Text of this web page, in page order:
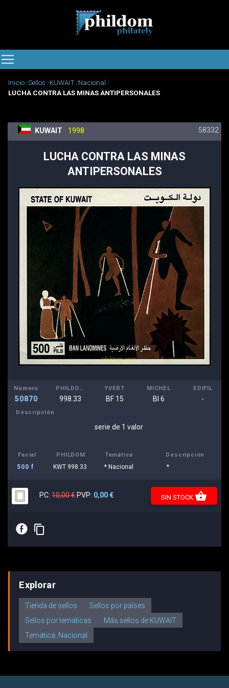
Inicio Sellos KUWAIT Nacional
LUCHA CONTRA LAS MINAS ANTIPERSONALES
KUWAIT 1998 58332
LUCHA CONTRA LAS MINAS
ANTIPERSONALES
Número
50870
PHILDOM
998.33
YVERT
BF 15
MICHEL
Bl 6
EDIFIL
-
Descripción
serie de 1 valor
Facial PHILDOM Temática Descripción
500 f KWT 998.33 * Nacional *
PC: 10,00 € PVP: 0,00 € SIN STOCK shopping_basket
E content_copy
Explorar
Tienda de sellos
Sellos por países
Sellos por temáticas
Más sellos de KUWAIT
Temática: Nacional